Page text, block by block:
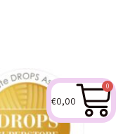
€0,00
0